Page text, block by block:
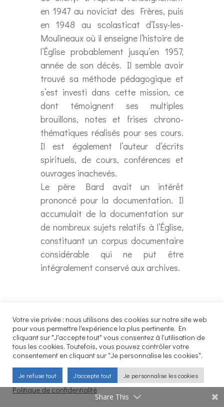
en 1947 au noviciat des Frères, puis
en 1948 au scolasticat d’Issy-les-
Moulineaux où il enseigne l’histoire de
l’Église probablement jusqu’en 1957,
année de son décès. Il semble avoir
trouvé sa méthode pédagogique et
s’est investi dans cette mission, ce
dont témoignent ses multiples
brouillons, notes et frises chrono-
thématiques réalisés pour ses cours.
Il est également l’auteur d’écrits
spirituels, de cours, conférences et
ouvrages inachevés.
Le père Bard avait un intérêt
prononcé pour la documentation. Il
accumulait de la documentation sur
de nombreux sujets relatifs à l’Église,
constituant un corpus documentaire
considérable qui ne put être
intégralement conservé aux archives.
Extraits de frises chronologiques
réalisées par Gabriel Bard (sans
date, archives des Fils de la Charité,
2E08/05)
Votre vie privée : nous utilisons des cookies sur notre site web
pour vous permettre l'expérience la plus pertinente. En
cliquant sur "J'accepte tout" vous consentez à l'utilisation de
tous les cookies. Toutefois, vous pouvez contrôler votre
consentement en cliquant sur "Je personnalise les cookies".
Je refuse tout J'accepte tout Je personnalise les cookies
Politique de confidentialité
Share This